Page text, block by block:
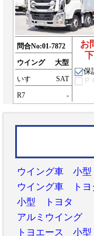
問合No:01-7872
ウイング
大型
いすゞ
SAT
R7
-
お
保
Ｐ
ウイング車 小型
ウイング車 トヨ
小型 トヨタ
アルミウイング
トヨエース 小型